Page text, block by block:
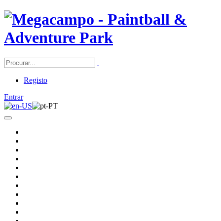
Registo
Entrar